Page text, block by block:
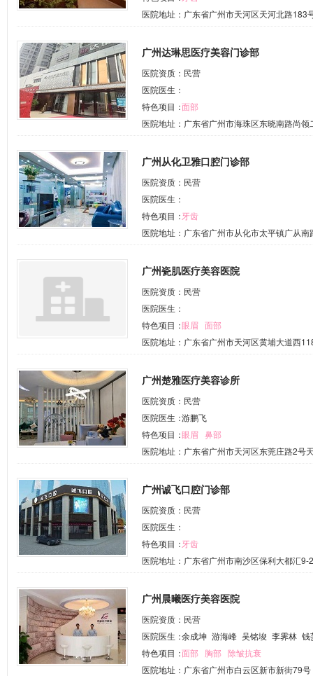
医院地址：广东省广州市天河区天河北路183
广州达琳思医疗美容门诊部
医院资质：民营
医院医生：
特色项目：面部
医院地址：广东省广州市海珠区东晓南路尚领
广州从化卫雅口腔门诊部
医院资质：民营
医院医生：
特色项目：牙齿
医院地址：广东省广州市从化市太平镇广从南
广州瓷肌医疗美容医院
医院资质：民营
医院医生：
特色项目：眼眉 面部
医院地址：广东省广州市天河区黄埔大道西
广州楚雅医疗美容诊所
医院资质：民营
医院医生：游鹏飞
特色项目：眼眉 鼻部
医院地址：广东省广州市天河区东莞庄路2号
广州诚飞口腔门诊部
医院资质：民营
医院医生：
特色项目：牙齿
医院地址：广东省广州市南沙区保利大都汇9-
广州晨曦医疗美容医院
医院资质：民营
医院医生：余成坤 游海峰 吴铭埈 李霁林 钱
特色项目：面部 胸部 除皱抗衰
医院地址：广东省广州市白云区新市新街79号